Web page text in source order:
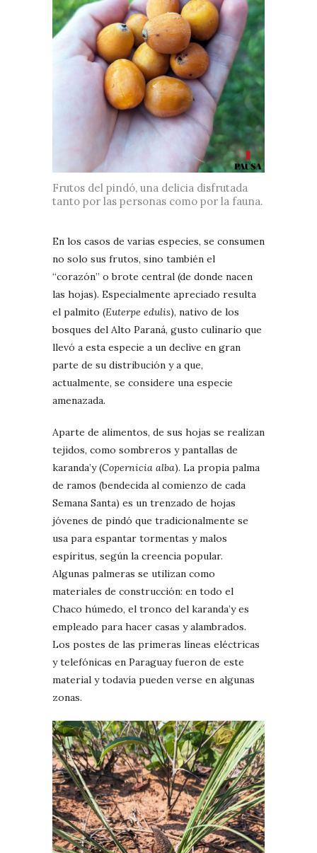
Frutos del pindó, una delicia disfrutada
tanto por las personas como por la fauna.
En los casos de varias especies, se consumen
no solo sus frutos, sino también el
“corazón” o brote central (de donde nacen
las hojas). Especialmente apreciado resulta
el palmito (Euterpe edulis), nativo de los
bosques del Alto Paraná, gusto culinario que
llevó a esta especie a un declive en gran
parte de su distribución y a que,
actualmente, se considere una especie
amenazada.
Aparte de alimentos, de sus hojas se realizan
tejidos, como sombreros y pantallas de
karanda’y (Copernicia alba). La propia palma
de ramos (bendecida al comienzo de cada
Semana Santa) es un trenzado de hojas
jóvenes de pindó que tradicionalmente se
usa para espantar tormentas y malos
espíritus, según la creencia popular.
Algunas palmeras se utilizan como
materiales de construcción: en todo el
Chaco húmedo, el tronco del karanda’y es
empleado para hacer casas y alambrados.
Los postes de las primeras líneas eléctricas
y telefónicas en Paraguay fueron de este
material y todavía pueden verse en algunas
zonas.